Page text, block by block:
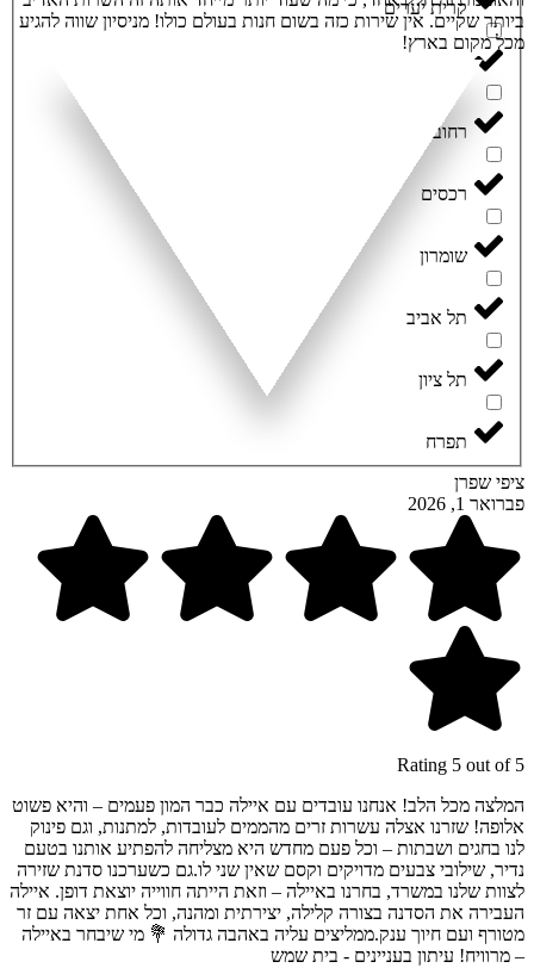
קרית יערים
רחובות
רכסים
שומרון
תל אביב
תל ציון
תפרח
ביותר שקיים. אין שירות כזה בשום חנות בעולם כולו! מניסיון שווה להגיע
מכל מקום בארץ!
ציפי שפרן
פברואר 1, 2026
Rating 5 out of 5
המלצה מכל הלב! אנחנו עובדים עם איילה כבר המון פעמים – והיא פשוט
אלופה! שזרנו אצלה עשרות זרים מהממים לעובדות, למתנות, וגם פינוק
לנו בחגים ושבתות – וכל פעם מחדש היא מצליחה להפתיע אותנו בטעם
נדיר, שילובי צבעים מדויקים וקסם שאין שני לו.גם כשערכנו סדנת שזירה
לצוות שלנו במשרד, בחרנו באיילה – וזאת הייתה חווייה יוצאת דופן. איילה
העבירה את הסדנה בצורה קלילה, יצירתית ומהנה, וכל אחת יצאה עם זר
מטורף ועם חיוך ענק.ממליצים עליה באהבה גדולה 💐 מי שיבחר באיילה
– מרוויח! עיתון בעניינים - בית שמש